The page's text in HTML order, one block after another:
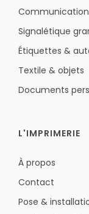
Signalétique
Étiquettes &
Textile & objets
Documents
L'IMPRIMERIE
À propos
Contact
Pose &